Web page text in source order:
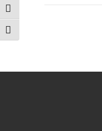
ALTERNAR
ALTERNAR